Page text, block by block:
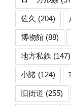
佐久 (204)
博物館 (88)
地方私鉄 (147)
小諸 (124)
旧街道 (255)